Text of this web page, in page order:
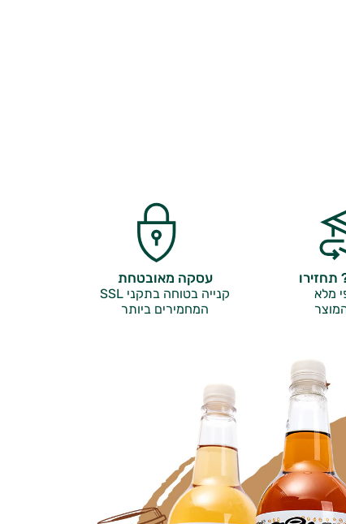
מלא
עסקה מאובטחת
קנייה בטוחה בתקני SSL
המחמירים ביותר